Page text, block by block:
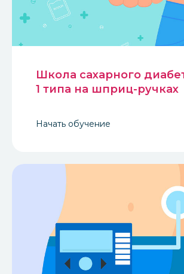
Школа сахарного
1 типа на шприц-ручках
Начать обучение